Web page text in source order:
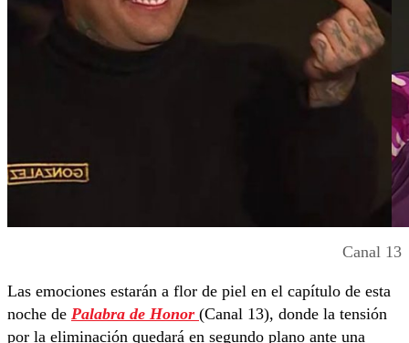
Canal 13
Las emociones estarán a flor de piel en el capítulo de esta
noche de Palabra de Honor (Canal 13), donde la tensión
por la eliminación quedará en segundo plano ante una